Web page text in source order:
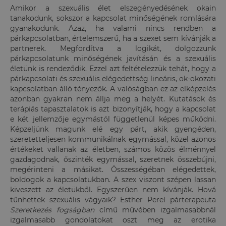
Amikor a szexuális élet elszegényedésének okain
tanakodunk, sokszor a kapcsolat minőségének romlására
gyanakodunk. Azaz, ha valami nincs rendben a
párkapcsolatban, értelemszerű, ha a szexet sem kívánják a
partnerek. Megfordítva a logikát, dolgozzunk
párkapcsolatunk minőségének javításán és a szexuális
életünk is rendeződik. Ezzel azt feltételezzük tehát, hogy a
párkapcsolati és szexuális elégedettség lineáris, ok-okozati
kapcsolatban álló tényezők. A valóságban ez az elképzelés
azonban gyakran nem állja meg a helyét. Kutatások és
terápiás tapasztalatok is azt bizonyítják, hogy a kapcsolat
e két jellemzője egymástól függetlenül képes működni.
Képzeljünk magunk elé egy párt, akik gyengéden,
szeretetteljesen kommunikálnak egymással, közel azonos
értékeket vallanak az életben, számos közös élménnyel
gazdagodnak, őszinték egymással, szeretnek összebújni,
megérinteni a másikat. Összességéban elégedettek,
boldogok a kapcsolatukban. A szex viszont szépen lassan
kiveszett az életükből. Egyszerűen nem kívánják. Hová
tűnhettek szexuális vágyaik? Esther Perel párterapeuta
Szeretkezés fogságbancímű művében izgalmasabbnál
izgalmasabb gondolatokat oszt meg az erotika